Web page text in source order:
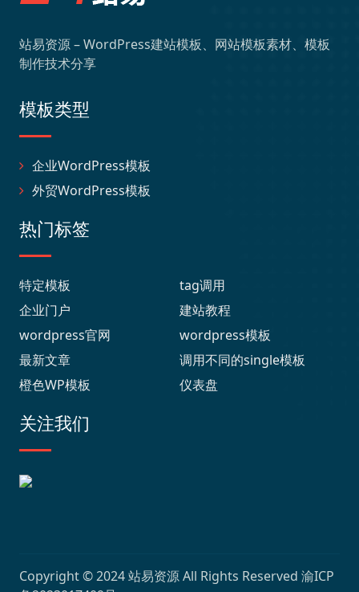
站易资源 – WordPress建站模板、网站模板素材、模板
制作技术分享
模板类型
企业WordPress模板
外贸WordPress模板
热门标签
特定模板
tag调用
企业门户
建站教程
wordpress官网
wordpress模板
最新文章
调用不同的single模板
橙色WP模板
仪表盘
关注我们
Copyright © 2024站易资源All Rights Reserved 渝ICP